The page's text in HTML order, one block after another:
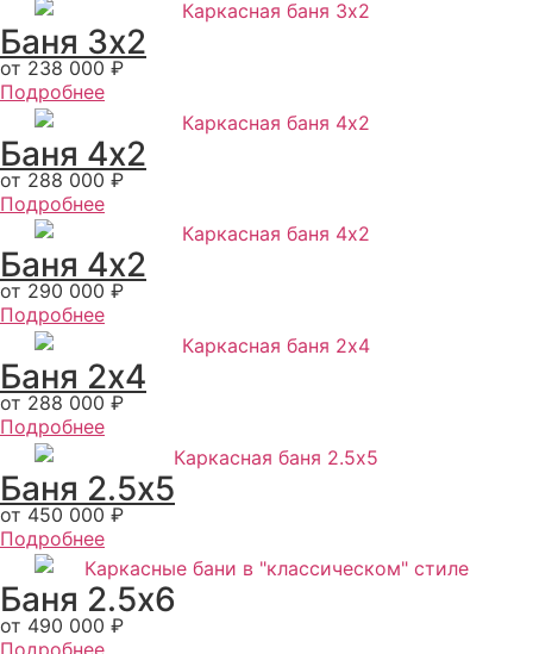
Баня 3х2
от 238 000 ₽
Подробнее
Баня 4х2
от 288 000 ₽
Подробнее
Баня 4х2
от 290 000 ₽
Подробнее
Баня 2x4
от 288 000 ₽
Подробнее
Баня 2.5х5
от 450 000 ₽
Подробнее
Баня 2.5х6
от 490 000 ₽